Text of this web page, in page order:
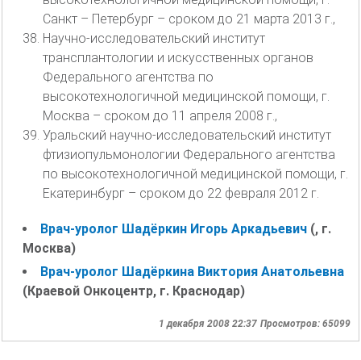
Санкт – Петербург – сроком до 21 марта 2013 г.,
Научно-исследовательский институт
трансплантологии и искусственных органов
Федерального агентства по
высокотехнологичной медицинской помощи, г.
Москва – сроком до 11 апреля 2008 г.,
Уральский научно-исследовательский институт
фтизиопульмонологии Федерального агентства
по высокотехнологичной медицинской помощи, г.
Екатеринбург – сроком до 22 февраля 2012 г.
Врач-уролог Шадёркин Игорь Аркадьевич (, г.
Москва)
Врач-уролог Шадёркина Виктория Анатольевна
(Краевой Онкоцентр, г. Краснодар)
1 декабря 2008 22:37 Просмотров: 65099